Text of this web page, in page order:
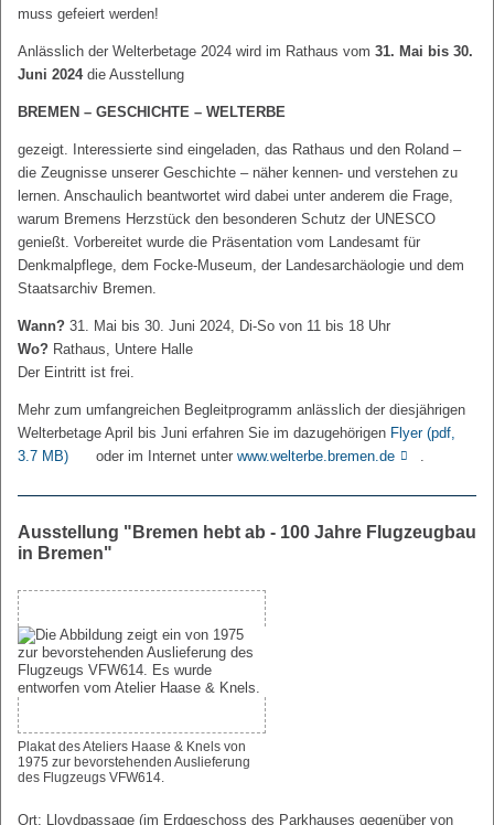
muss gefeiert werden!
Anlässlich der Welterbetage 2024 wird im Rathaus vom 31. Mai bis 30.
Juni 2024die Ausstellung
BREMEN – GESCHICHTE – WELTERBE
gezeigt. Interessierte sind eingeladen, das Rathaus und den Roland –
die Zeugnisse unserer Geschichte – näher kennen- und verstehen zu
lernen. Anschaulich beantwortet wird dabei unter anderem die Frage,
warum Bremens Herzstück den besonderen Schutz der UNESCO
genießt. Vorbereitet wurde die Präsentation vom Landesamt für
Denkmalpflege, dem Focke-Museum, der Landesarchäologie und dem
Staatsarchiv Bremen.
Wann? 31. Mai bis 30. Juni 2024, Di-So von 11 bis 18 Uhr
Wo? Rathaus, Untere Halle
Der Eintritt ist frei.
Mehr zum umfangreichen Begleitprogramm anlässlich der diesjährigen
Welterbetage April bis Juni erfahren Sie im dazugehörigen Flyer (pdf,
3.7 MB)
oder im Internet unter www.welterbe.bremen.de .
Ausstellung "Bremen hebt ab - 100 Jahre Flugzeugbau
in Bremen"
Plakat des Ateliers Haase & Knels von
1975 zur bevorstehenden Auslieferung
des Flugzeugs VFW614.
Ort: Lloydpassage (im Erdgeschoss des Parkhauses gegenüber von